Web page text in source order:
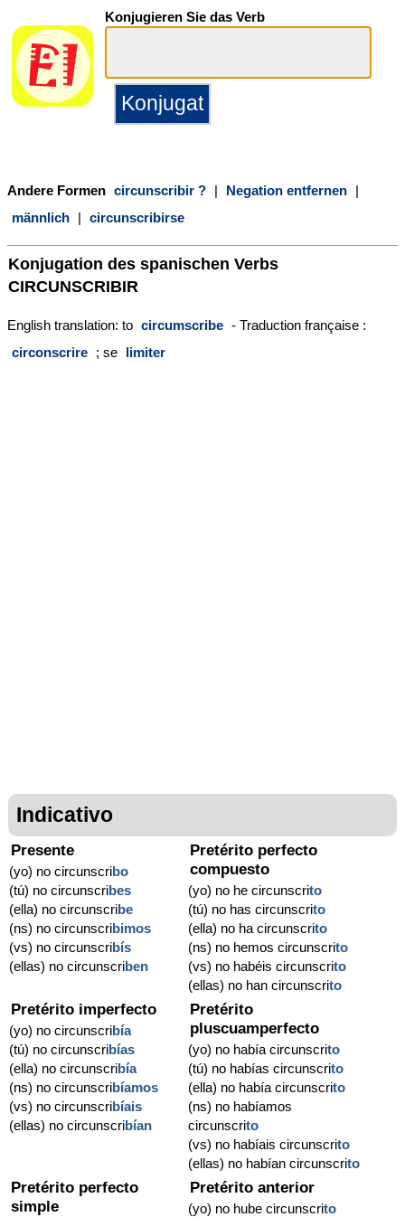
Konjugieren Sie das Verb
Andere Formen circunscribir ? | Negation entfernen |
männlich | circunscribirse
Konjugation des spanischen Verbs
CIRCUNSCRIBIR
English translation: to circumscribe - Traduction française :
circonscrire ; se limiter
Indicativo
Presente
(yo) no circunscribo
(tú) no circunscribes
(ella) no circunscribe
(ns) no circunscribimos
(vs) no circunscribís
(ellas) no circunscriben
Pretérito perfecto
compuesto
(yo) no he circunscrito
(tú) no has circunscrito
(ella) no ha circunscrito
(ns) no hemos circunscrito
(vs) no habéis circunscrito
(ellas) no han circunscrito
Pretérito imperfecto
(yo) no circunscribía
(tú) no circunscribías
(ella) no circunscribía
(ns) no circunscribíamos
(vs) no circunscribíais
(ellas) no circunscribían
Pretérito
pluscuamperfecto
(yo) no había circunscrito
(tú) no habías circunscrito
(ella) no había circunscrito
(ns) no habíamos
circunscrito
(vs) no habíais circunscrito
(ellas) no habían circunscrito
Pretérito perfecto
simple
Pretérito anterior
(yo) no hube circunscrito